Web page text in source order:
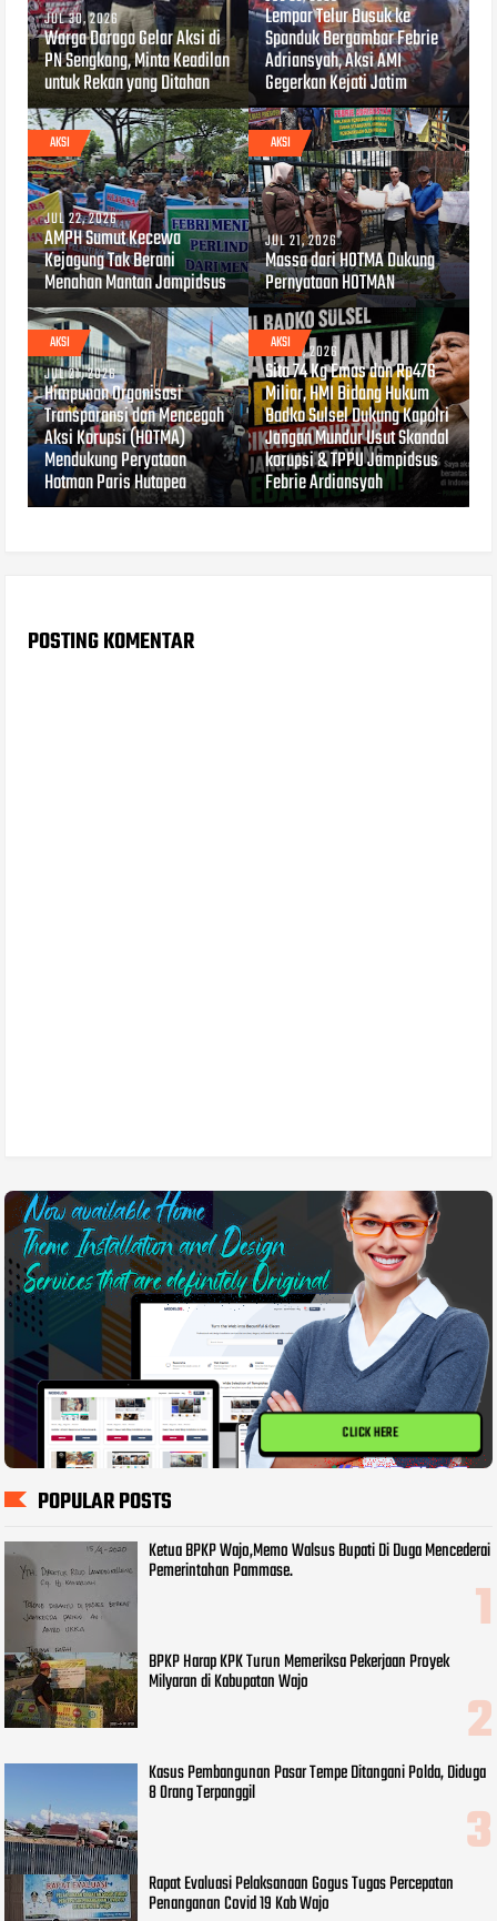
JUL 30, 2026
Warga Daraga Gelar Aksi di
PN Sengkang, Minta Keadilan
untuk Rekan yang Ditahan
Lempar Telur Busuk ke
Spanduk Bergambar Febrie
Adriansyah, Aksi AMI
Gegerkan Kejati Jatim
AKSI
JUL 22, 2026
AMPH Sumut Kecewa
Kejagung Tak Berani
Menahan Mantan Jampidsus
AKSI
JUL 21, 2026
Massa dari HOTMA Dukung
Pernyataan HOTMAN
AKSI
JUL 21, 2026
Himpunan Organisasi
Transparansi dan Mencegah
Aksi Korupsi (HOTMA)
Mendukung Peryataan
Hotman Paris Hutapea
AKSI
JUL 10, 2026
Sita 74 Kg Emas dan Rp476
Miliar, HMI Bidang Hukum
Badko Sulsel Dukung Kapolri
Jangan Mundur Usut Skandal
korupsi & TPPU Jampidsus
Febrie Ardiansyah
POSTING KOMENTAR
CLICK HERE
POPULAR POSTS
Ketua BPKP Wajo,Memo Walsus Bupati Di Duga Mencederai
Pemerintahan Pammase.
BPKP Harap KPK Turun Memeriksa Pekerjaan Proyek
Milyaran di Kabupatan Wajo
Kasus Pembangunan Pasar Tempe Ditangani Polda, Diduga
8 Orang Terpanggil
Rapat Evaluasi Pelaksanaan Gogus Tugas Percepatan
Penanganan Covid 19 Kab Wajo